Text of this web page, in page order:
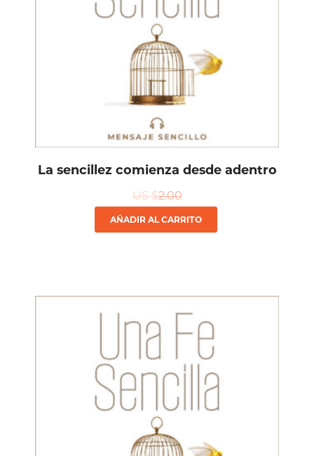
La sencillez comienza desde adentro
US $2.00
AÑADIR AL CARRITO